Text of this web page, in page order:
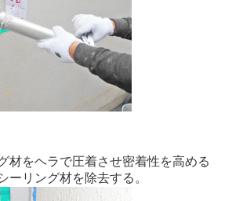
材をヘラで圧着させ密着性を高める
ーリング材を除去する。